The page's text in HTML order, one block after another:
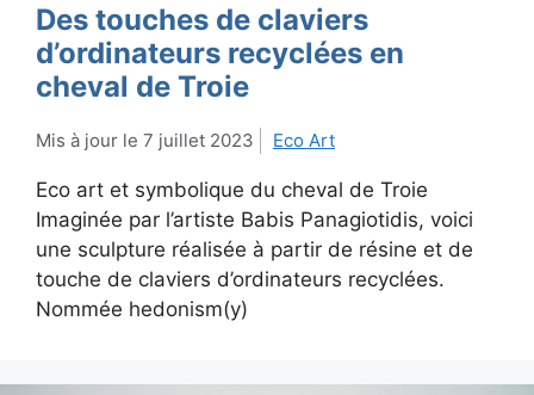
Des touches de claviers
d’ordinateurs recyclées en
cheval de Troie
7 juillet 2023 Eco Art
Eco art et symbolique du cheval de Troie
Imaginée par l’artiste Babis Panagiotidis, voici
une sculpture réalisée à partir de résine et de
touche de claviers d’ordinateurs recyclées.
Nommée hedonism(y)